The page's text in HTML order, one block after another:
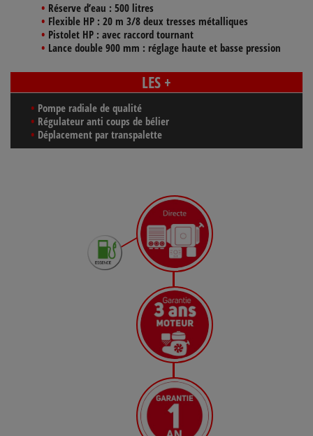
Réserve d’eau : 500 litres
Flexible HP : 20 m 3/8 deux tresses métalliques
Pistolet HP : avec raccord tournant
Lance double 900 mm : réglage haute et basse pression
LES +
Pompe radiale de qualité
Régulateur anti coups de bélier
Déplacement par transpalette